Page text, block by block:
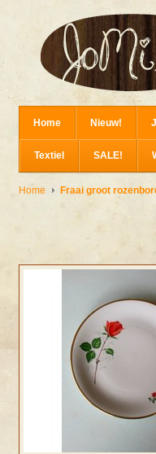
Home Nieuw!
Textiel SALE!
Home Fraai groot